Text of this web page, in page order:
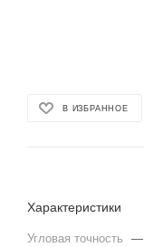
В ИЗБРАННОЕ
Характеристики
Угловая точность —